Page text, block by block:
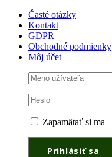
Časté otázky
Kontakt
GDPR
Obchodné podmienky
Môj účet
Zapamätať si ma